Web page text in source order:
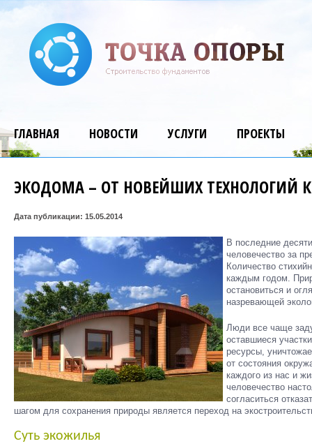
ГЛАВНАЯ НОВОСТИ УСЛУГИ ПРОЕКТЫ
ЭКОДОМА – ОТ НОВЕЙШИХ ТЕХНОЛОГИЙ
Дата публикации: 15.05.2014
В последние
человечество за
Количество
каждым годом.
остановиться и
назревающей
Люди все чаще
оставшиеся
ресурсы,
от состояния
каждого из нас и
человечество
согласиться
шагом для сохранения природы является переход на
Суть экожилья